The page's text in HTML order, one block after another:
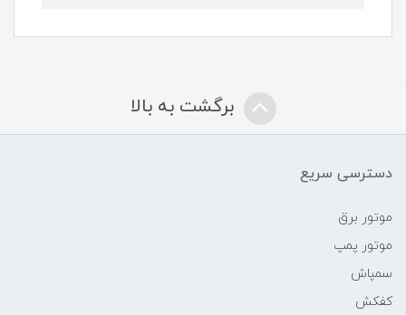
برگشت به بالا
دسترسی سریع
موتور برق
موتور پمپ
سمپاش
کفکش